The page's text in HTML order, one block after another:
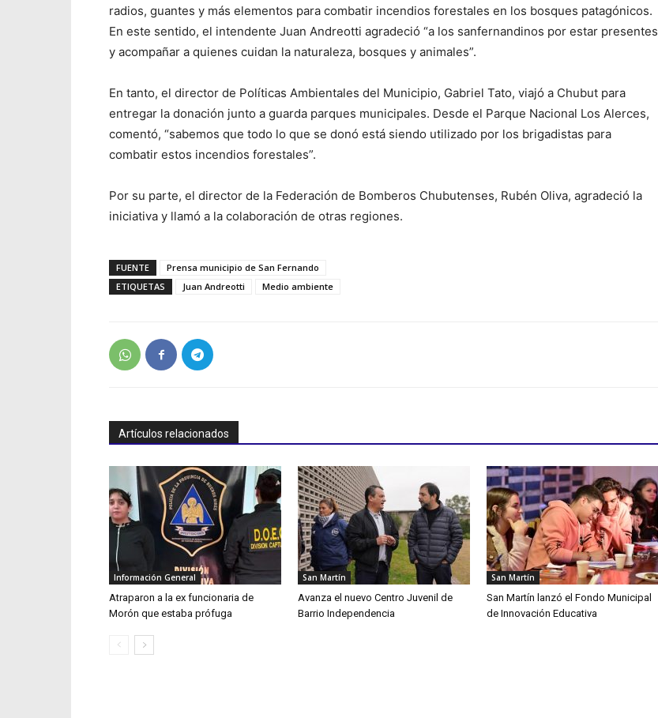
radios, guantes y más elementos para combatir incendios forestales en los bosques patagónicos.
En este sentido, el intendente Juan Andreotti agradeció “a los sanfernandinos por estar presentes
y acompañar a quienes cuidan la naturaleza, bosques y animales”.
En tanto, el director de Políticas Ambientales del Municipio, Gabriel Tato, viajó a Chubut para
entregar la donación junto a guarda parques municipales. Desde el Parque Nacional Los Alerces,
comentó, “sabemos que todo lo que se donó está siendo utilizado por los brigadistas para
combatir estos incendios forestales”.
Por su parte, el director de la Federación de Bomberos Chubutenses, Rubén Oliva, agradeció la
iniciativa y llamó a la colaboración de otras regiones.
FUENTE
Prensa municipio de San Fernando
ETIQUETAS
Juan Andreotti Medio ambiente
Artículos relacionados
Información General
Atraparon a la ex funcionaria de
Morón que estaba prófuga
San Martín
Avanza el nuevo Centro Juvenil de
Barrio Independencia
San Martín
San Martín lanzó el Fondo Municipal
de Innovación Educativa